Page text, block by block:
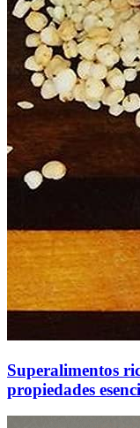
Superalimentos
propiedades